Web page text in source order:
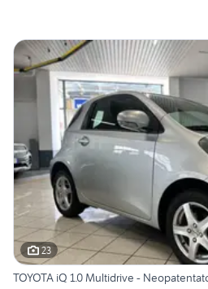
23
TOYOTA iQ 1.0 Multidrive -